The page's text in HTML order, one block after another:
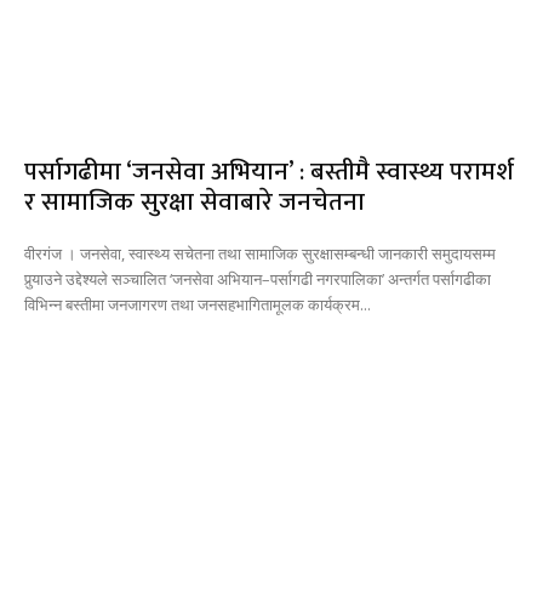
पर्सागढीमा ‘जनसेवा अभियान’ : बस्तीमै स्वास्थ्य परामर्श
र सामाजिक सुरक्षा सेवाबारे जनचेतना
वीरगंज । जनसेवा, स्वास्थ्य सचेतना तथा सामाजिक सुरक्षासम्बन्धी जानकारी समुदायसम्म
पुर्‍याउने उद्देश्यले सञ्चालित ‘जनसेवा अभियान–पर्सागढी नगरपालिका’ अन्तर्गत पर्सागढीका
विभिन्न बस्तीमा जनजागरण तथा जनसहभागितामूलक कार्यक्रम...